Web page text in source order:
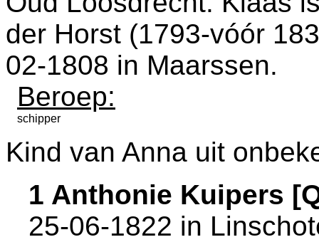
der Horst (1793-vóór
02-1808 in Maarssen.
Beroep:
schipper
Kind van Anna uit
1 Anthonie Kuipers
25-06-1822 in